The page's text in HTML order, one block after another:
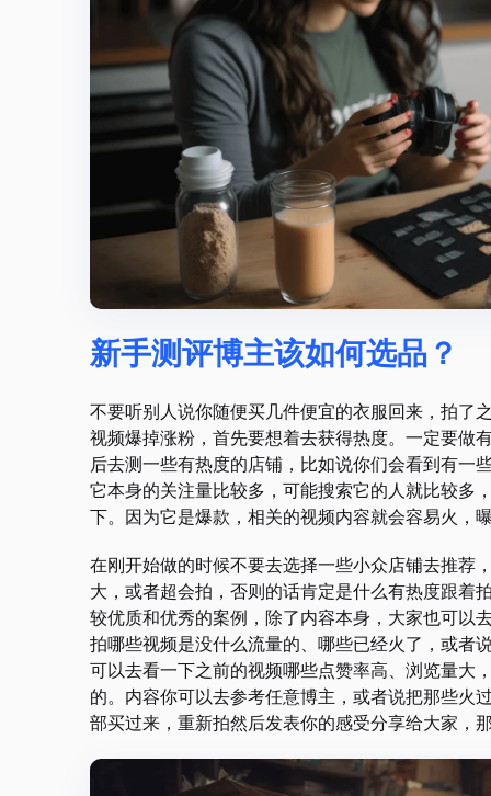
新手测评博主该如何选品？
不要听别人说你随便买几件便宜的衣服回来，拍了
视频爆掉涨粉，首先要想着去获得热度。一定要做
后去测一些有热度的店铺，比如说你们会看到有一
它本身的关注量比较多，可能搜索它的人就比较多
下。因为它是爆款，相关的视频内容就会容易火，
在刚开始做的时候不要去选择一些小众店铺去推荐
大，或者超会拍，否则的话肯定是什么有热度跟着
较优质和优秀的案例，除了内容本身，大家也可以
拍哪些视频是没什么流量的、哪些已经火了，或者
可以去看一下之前的视频哪些点赞率高、浏览量大
的。内容你可以去参考任意博主，或者说把那些火
部买过来，重新拍然后发表你的感受分享给大家，